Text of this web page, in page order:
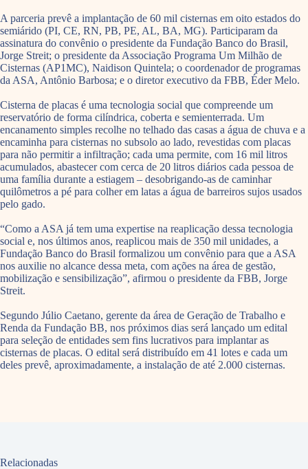
A parceria prevê a implantação de 60 mil cisternas em oito estados do
semiárido (PI, CE, RN, PB, PE, AL, BA, MG). Participaram da
assinatura do convênio o presidente da Fundação Banco do Brasil,
Jorge Streit; o presidente da Associação Programa Um Milhão de
Cisternas (AP1MC), Naidison Quintela; o coordenador de programas
da ASA, Antônio Barbosa; e o diretor executivo da FBB, Éder Melo.
Cisterna de placas é uma tecnologia social que compreende um
reservatório de forma cilíndrica, coberta e semienterrada. Um
encanamento simples recolhe no telhado das casas a água de chuva e a
encaminha para cisternas no subsolo ao lado, revestidas com placas
para não permitir a infiltração; cada uma permite, com 16 mil litros
acumulados, abastecer com cerca de 20 litros diários cada pessoa de
uma família durante a estiagem – desobrigando-as de caminhar
quilômetros a pé para colher em latas a água de barreiros sujos usados
pelo gado.
“Como a ASA já tem uma expertise na reaplicação dessa tecnologia
social e, nos últimos anos, reaplicou mais de 350 mil unidades, a
Fundação Banco do Brasil formalizou um convênio para que a ASA
nos auxilie no alcance dessa meta, com ações na área de gestão,
mobilização e sensibilização”, afirmou o presidente da FBB, Jorge
Streit.
Segundo Júlio Caetano, gerente da área de Geração de Trabalho e
Renda da Fundação BB, nos próximos dias será lançado um edital
para seleção de entidades sem fins lucrativos para implantar as
cisternas de placas. O edital será distribuído em 41 lotes e cada um
deles prevê, aproximadamente, a instalação de até 2.000 cisternas.
Relacionadas